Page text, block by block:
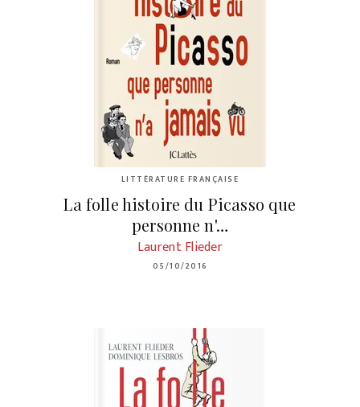
LITTÉRATURE FRANÇAISE
La folle histoire du Picasso que
personne n'…
Laurent Flieder
05/10/2016